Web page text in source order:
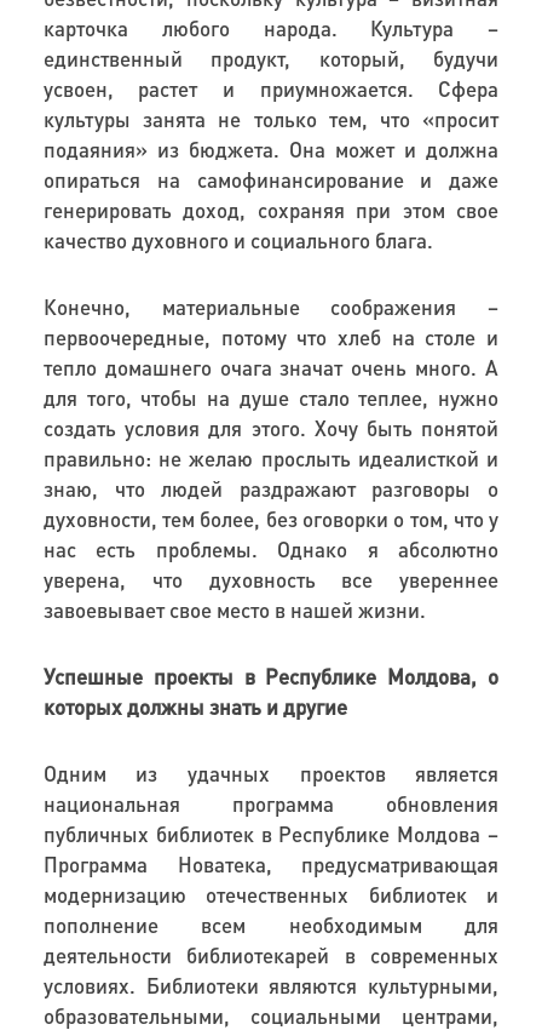
карточка любого народа. Культура –
единственный продукт, который, будучи
усвоен, растет и приумножается. Сфера
культуры занята не только тем, что «просит
подаяния» из бюджета. Она может и должна
опираться на самофинансирование и даже
генерировать доход, сохраняя при этом свое
качество духовного и социального блага.
Конечно, материальные соображения –
первоочередные, потому что хлеб на столе и
тепло домашнего очага значат очень много. А
для того, чтобы на душе стало теплее, нужно
создать условия для этого. Хочу быть понятой
правильно: не желаю прослыть идеалисткой и
знаю, что людей раздражают разговоры о
духовности, тем более, без оговорки о том, что у
нас есть проблемы. Однако я абсолютно
уверена, что духовность все увереннее
завоевывает свое место в нашей жизни.
Успешные проекты в Республике Молдова, о
которых должны знать и другие
Одним из удачных проектов является
национальная программа обновления
публичных библиотек в Республике Молдова –
Программа Новатека, предусматривающая
модернизацию отечественных библиотек и
пополнение всем необходимым для
деятельности библиотекарей в современных
условиях. Библиотеки являются культурными,
образовательными, социальными центрами,